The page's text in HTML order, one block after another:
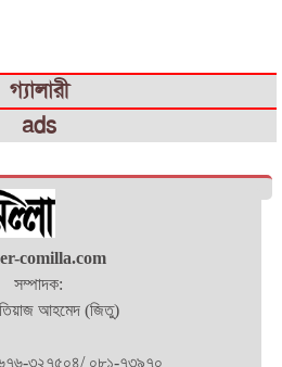
গ্যালারী
ads
comilla.com
সম্পাদক:
আহমেদ (জিতু)
৩২৭৫০৪/ ০৮১-৭৩৯৭০